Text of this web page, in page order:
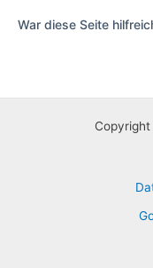
War diese Seite